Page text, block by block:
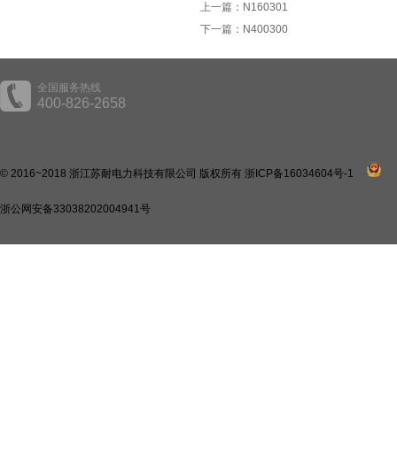
上一篇： N160301
下一篇： N400300
全国服务热线
400-826-2658
© 2016~2018 浙江苏耐电力科技有限公司 版权所有 浙ICP备16034604号-1
浙公网安备33038202004941号